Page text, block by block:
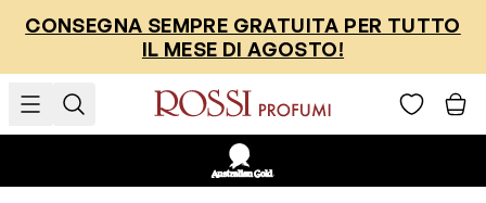
CONSEGNA SEMPRE GRATUITA PER TUTTO
IL MESE DI AGOSTO!